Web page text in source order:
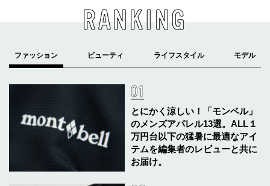
RANKING
とにかく涼しい！「モンベル」
のメンズアパレル13選。ALL１
万円台以下の猛暑に最適なアイ
テムを編集者のレビューと共に
お届け。